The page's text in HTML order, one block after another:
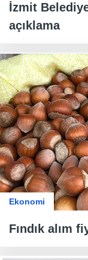
İzmit
açıklama
Ekonomi
Fındık alım